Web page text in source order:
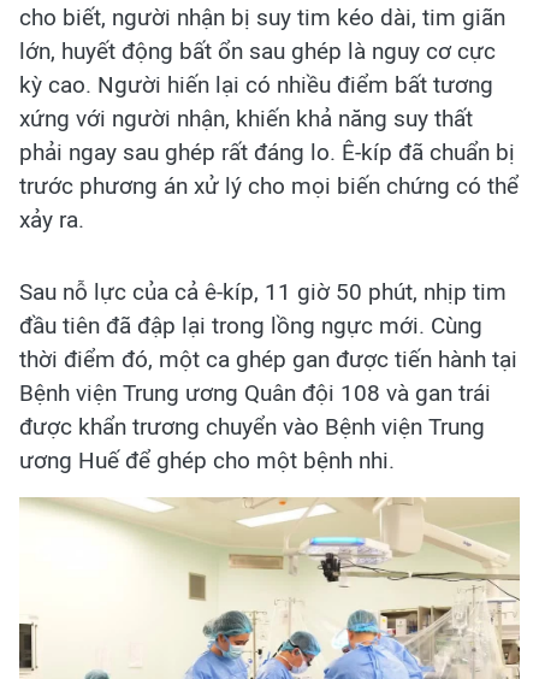
cho biết, người nhận bị suy tim kéo dài, tim giãn
lớn, huyết động bất ổn sau ghép là nguy cơ cực
kỳ cao. Người hiến lại có nhiều điểm bất tương
xứng với người nhận, khiến khả năng suy thất
phải ngay sau ghép rất đáng lo. Ê-kíp đã chuẩn bị
trước phương án xử lý cho mọi biến chứng có thể
xảy ra.
Sau nỗ lực của cả ê-kíp, 11 giờ 50 phút, nhịp tim
đầu tiên đã đập lại trong lồng ngực mới. Cùng
thời điểm đó, một ca ghép gan được tiến hành tại
Bệnh viện Trung ương Quân đội 108 và gan trái
được khẩn trương chuyển vào Bệnh viện Trung
ương Huế để ghép cho một bệnh nhi.